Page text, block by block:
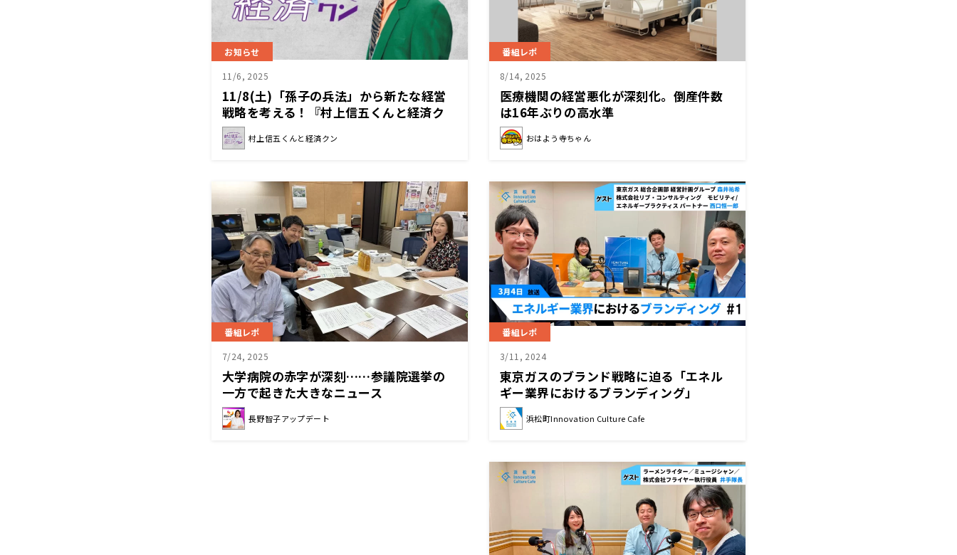
お知らせ
11/6, 2025
11/8(土)「孫子の兵法」から新たな経営
戦略を考える！『村上信五くんと経済ク
ン』
村上信五くんと経済クン
番組レポ
8/14, 2025
医療機関の経営悪化が深刻化。倒産件数
は16年ぶりの高水準
おはよう寺ちゃん
番組レポ
7/24, 2025
大学病院の赤字が深刻……参議院選挙の
一方で起きた大きなニュース
長野智子アップデート
番組レポ
3/11, 2024
東京ガスのブランド戦略に迫る「エネル
ギー業界におけるブランディング」
浜松町Innovation Culture Cafe